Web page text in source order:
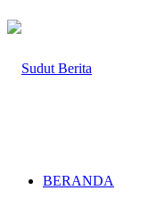
BERANDA